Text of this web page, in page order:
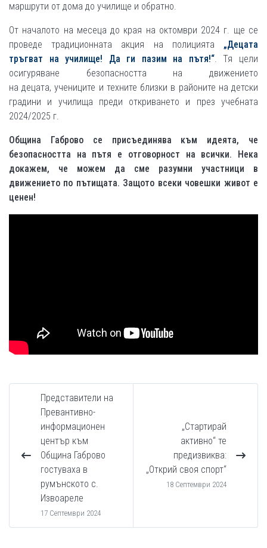
маршрути от дома до училище и обратно.
От началото на месеца до края на октомври 2024 г. ще се
проведе традиционната акция на полицията „Децата
тръгват на училище! Да ги пазим на пътя!“. Тя цели
осигуряване безопасността на движението
на децата, учениците и техните близки в районите на детски
градини и училища преди откриването и през учебната
2024/2025 г.
Община Габрово се присъединява към идеята, че
безопасността на пътя е отговорност на всички. Нека
докажем, че можем да сме разумни участници в
движението по пътищата. Защото всеки човешки живот е
ценен!
Представители на
Превантивно-
информационен
център към
Община Габрово
гостуваха в
румънското с.
Извоареле
17 Септември 2024
„Стартирай
активно“ те
предизвиква:
„Открий своя спорт“
18 Септември 2024